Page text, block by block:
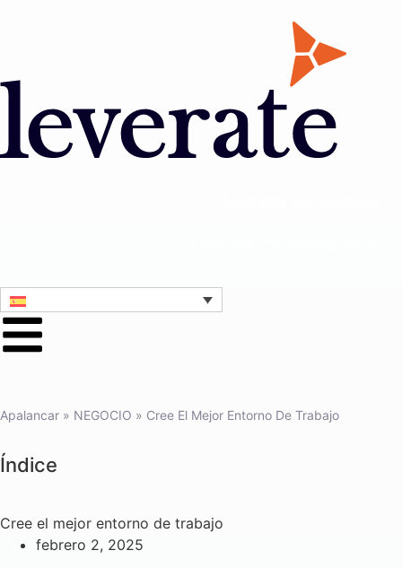
Apalancar » NEGOCIO » Cree El Mejor Entorno De Trabajo
Índice
Cree el mejor entorno de trabajo
febrero 2, 2025